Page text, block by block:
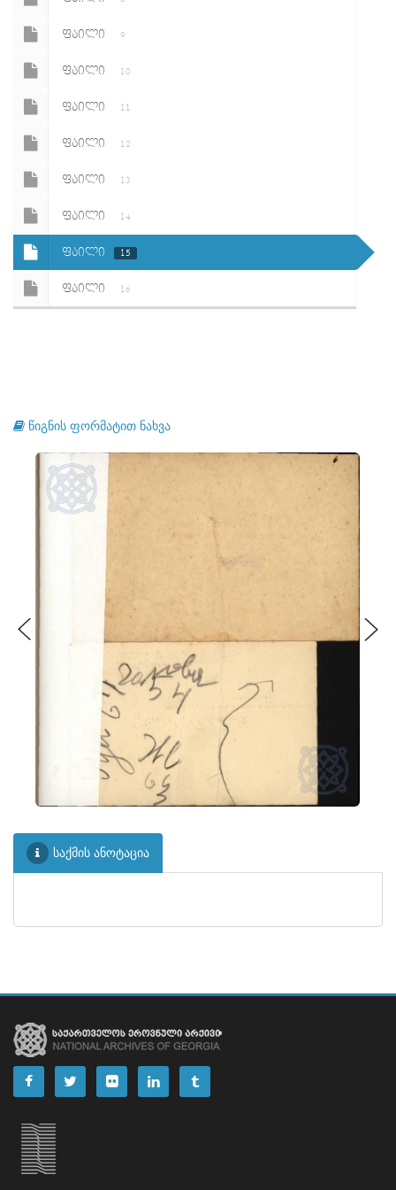
ᲤᲐᲘᲚᲘ 9
ᲤᲐᲘᲚᲘ 10
ᲤᲐᲘᲚᲘ 11
ᲤᲐᲘᲚᲘ 12
ᲤᲐᲘᲚᲘ 13
ᲤᲐᲘᲚᲘ 14
ᲤᲐᲘᲚᲘ 15
ᲤᲐᲘᲚᲘ 16
წიგნის ფორმატით ნახვა
საქმის ანოტაცია